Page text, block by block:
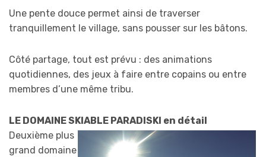
Une pente douce permet ainsi de traverser
tranquillement le village, sans pousser sur les bâtons.
Côté partage, tout est prévu : des animations
quotidiennes, des jeux à faire entre copains ou entre
membres d’une même tribu.
LE DOMAINE SKIABLE PARADISKI en détail
Deuxième plus
grand domaine